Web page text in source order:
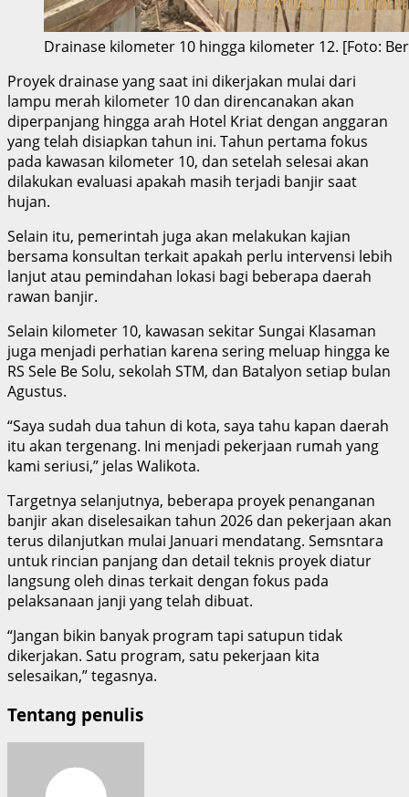
Drainase kilometer 10 hingga kilometer 12. [Foto:
Proyek drainase yang saat ini dikerjakan mulai dari
lampu merah kilometer 10 dan direncanakan akan
diperpanjang hingga arah Hotel Kriat dengan anggaran
yang telah disiapkan tahun ini. Tahun pertama fokus
pada kawasan kilometer 10, dan setelah selesai akan
dilakukan evaluasi apakah masih terjadi banjir saat
hujan.
Selain itu, pemerintah juga akan melakukan kajian
bersama konsultan terkait apakah perlu intervensi lebih
lanjut atau pemindahan lokasi bagi beberapa daerah
rawan banjir.
Selain kilometer 10, kawasan sekitar Sungai Klasaman
juga menjadi perhatian karena sering meluap hingga ke
RS Sele Be Solu, sekolah STM, dan Batalyon setiap bulan
Agustus.
“Saya sudah dua tahun di kota, saya tahu kapan daerah
itu akan tergenang. Ini menjadi pekerjaan rumah yang
kami seriusi,” jelas Walikota.
Targetnya selanjutnya, beberapa proyek penanganan
banjir akan diselesaikan tahun 2026 dan pekerjaan akan
terus dilanjutkan mulai Januari mendatang. Semsntara
untuk rincian panjang dan detail teknis proyek diatur
langsung oleh dinas terkait dengan fokus pada
pelaksanaan janji yang telah dibuat.
“Jangan bikin banyak program tapi satupun tidak
dikerjakan. Satu program, satu pekerjaan kita
selesaikan,” tegasnya.
Tentang penulis